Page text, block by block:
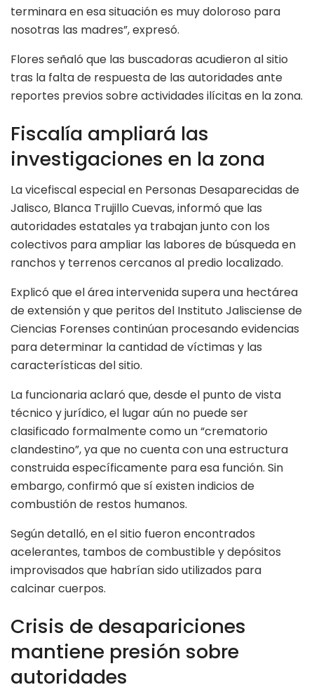
terminara en esa situación es muy doloroso para
nosotras las madres”, expresó.
Flores señaló que las buscadoras acudieron al sitio
tras la falta de respuesta de las autoridades ante
reportes previos sobre actividades ilícitas en la zona.
Fiscalía ampliará las
investigaciones en la zona
La vicefiscal especial en Personas Desaparecidas de
Jalisco, Blanca Trujillo Cuevas, informó que las
autoridades estatales ya trabajan junto con los
colectivos para ampliar las labores de búsqueda en
ranchos y terrenos cercanos al predio localizado.
Explicó que el área intervenida supera una hectárea
de extensión y que peritos del Instituto Jalisciense de
Ciencias Forenses continúan procesando evidencias
para determinar la cantidad de víctimas y las
características del sitio.
La funcionaria aclaró que, desde el punto de vista
técnico y jurídico, el lugar aún no puede ser
clasificado formalmente como un “crematorio
clandestino”, ya que no cuenta con una estructura
construida específicamente para esa función. Sin
embargo, confirmó que sí existen indicios de
combustión de restos humanos.
Según detalló, en el sitio fueron encontrados
acelerantes, tambos de combustible y depósitos
improvisados que habrían sido utilizados para
calcinar cuerpos.
Crisis de desapariciones
mantiene presión sobre
autoridades